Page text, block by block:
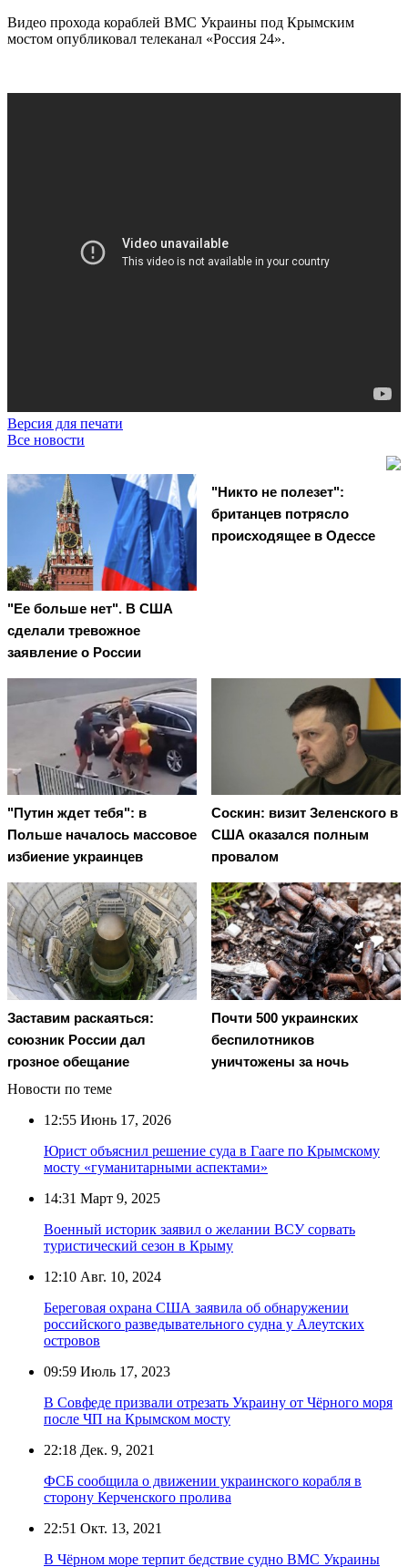
Видео прохода кораблей ВМС Украины под Крымским
мостом опубликовал телеканал «Россия 24».
Версия для печати
Все новости
"Ее больше нет". В США
сделали тревожное
заявление о России
"Никто не полезет":
британцев потрясло
происходящее в Одессе
"Путин ждет тебя": в
Польше началось массовое
избиение украинцев
Соскин: визит Зеленского в
США оказался полным
провалом
Заставим раскаяться:
союзник России дал
грозное обещание
Почти 500 украинских
беспилотников
уничтожены за ночь
Новости по теме
12:55 Июнь 17, 2026
Юрист объяснил решение суда в Гааге по Крымскому
мосту «гуманитарными аспектами»
14:31 Март 9, 2025
Военный историк заявил о желании ВСУ сорвать
туристический сезон в Крыму
12:10 Авг. 10, 2024
Береговая охрана США заявила об обнаружении
российского разведывательного судна у Алеутских
островов
09:59 Июль 17, 2023
В Совфеде призвали отрезать Украину от Чёрного моря
после ЧП на Крымском мосту
22:18 Дек. 9, 2021
ФСБ сообщила о движении украинского корабля в
сторону Керченского пролива
22:51 Окт. 13, 2021
В Чёрном море терпит бедствие судно ВМС Украины